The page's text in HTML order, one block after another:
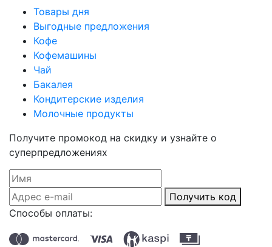
Товары дня
Выгодные предложения
Кофе
Кофемашины
Чай
Бакалея
Кондитерские изделия
Молочные продукты
Получите промокод на скидку и узнайте о
суперпредложениях
Получить код
Способы оплаты: